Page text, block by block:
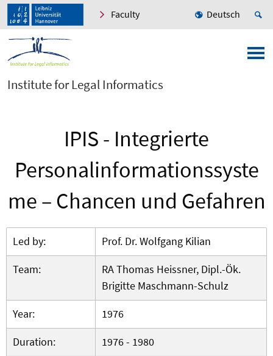
Faculty Deutsch
Institute for Legal Informatics
IPIS - Integrierte
Personalinformationssyste
me – Chancen und Gefahren
Led by:
Prof. Dr. Wolfgang Kilian
Team:
RA Thomas Heissner, Dipl.-Ök.
Brigitte Maschmann-Schulz
Year:
1976
Duration:
1976 - 1980